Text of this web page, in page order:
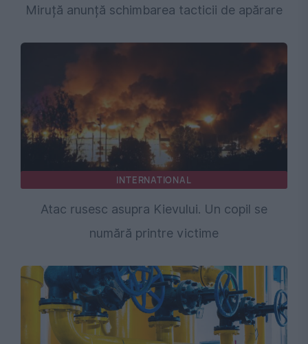
Miruță anunță schimbarea tacticii de apărare
INTERNATIONAL
Atac rusesc asupra Kievului. Un copil se
numără printre victime